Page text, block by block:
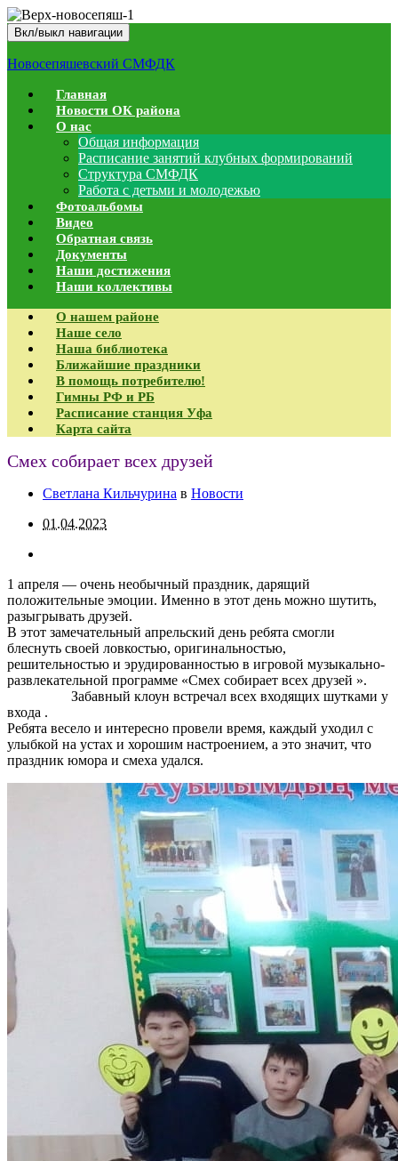
Вкл/выкл навигации
Новосепяшевский СМФДК
Главная
Новости ОК района
О нас
Общая информация
Расписание занятий клубных формирований
Структура СМФДК
Работа с детьми и молодежью
Фотоальбомы
Видео
Обратная связь
Документы
Наши достижения
Наши коллективы
О нашем районе
Наше село
Наша библиотека
Ближайшие праздники
В помощь потребителю!
Гимны РФ и РБ
Расписание станция Уфа
Карта сайта
Смех собирает всех друзей
Светлана Кильчурина в Новости
01.04.2023
1 апреля — очень необычный праздник, дарящий
положительные эмоции. Именно в этот день можно шутить,
разыгрывать друзей.
В этот замечательный апрельский день ребята смогли
блеснуть своей ловкостью, оригинальностью,
решительностью и эрудированностью в игровой музыкально-
развлекательной программе «Смех собирает всех друзей ».
Забавный клоун встречал всех входящих шутками у
входа .
Ребята весело и интересно провели время, каждый уходил с
улыбкой на устах и хорошим настроением, а это значит, что
праздник юмора и смеха удался.